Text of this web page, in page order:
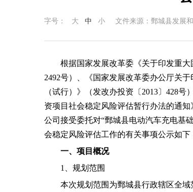
字号： 大 中 小 文件来源： 鄄城县发展
根据国家发展改革委《关于印发重
2492号）
、《国家发展改革委办公厅关
（试行）》（发改办投资〔 2013〕428号
资项目社会稳定风险评估暂行办法的通知
公司接受委托对“鄄城县电动汽车充电基
会稳定风险评估工作的有关事项公示如下
一、项目概况
1、规划范围
本次规划范围为鄄城县行政辖区全域